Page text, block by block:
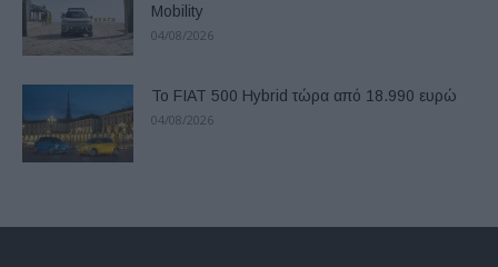
Mobility
04/08/2026
Το FIAT 500 Hybrid τώρα από 18.990 ευρώ
04/08/2026